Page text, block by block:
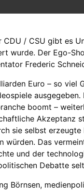
CDU / CSU gibt es
wurde. Der Ego-
Frederic
Euro – so viel
boomt –
Akzeptanz
sie selbst erzeugte
würden. Das
und der
Debatte
Börnsen,